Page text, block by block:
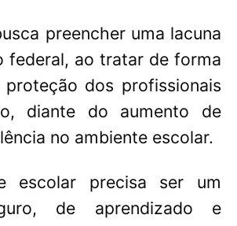
preencher uma lacuna
federal, ao tratar de forma
dos profissionais
diante do aumento de
no ambiente escolar.
escolar precisa ser um
de aprendizado e